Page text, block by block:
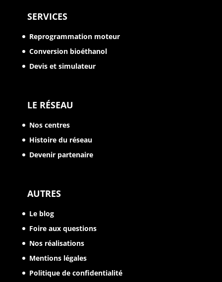
SERVICES
Reprogrammation moteur
Conversion bioéthanol
Devis et simulateur
LE RÉSEAU
Nos centres
Histoire du réseau
Devenir partenaire
AUTRES
Le blog
Foire aux questions
Nos réalisations
Mentions légales
Politique de confidentialité